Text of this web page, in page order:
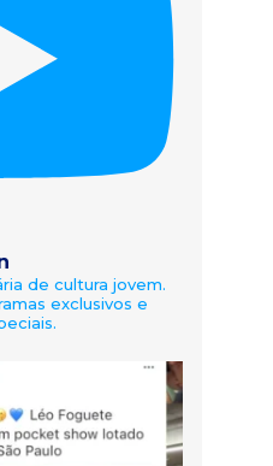
de cultura jovem.
exclusivos e